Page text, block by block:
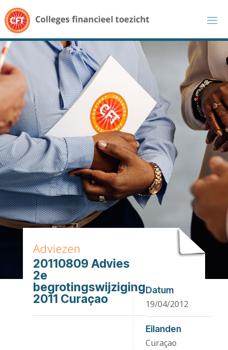
Adviezen
20110809 Advies
2e
begrotingswijziging
2011 Curaçao
Datum
19/04/2012
Eilanden
Curaçao